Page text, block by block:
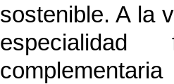
sostenible. A la